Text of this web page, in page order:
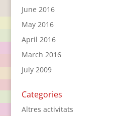
June 2016
May 2016
April 2016
March 2016
July 2009
Categories
Altres activitats